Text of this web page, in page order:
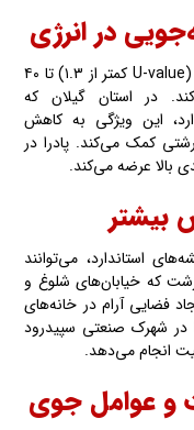
پروفیل وین‌تک با ضریب انتقال حرارت پایین (U-value کمتر از ۱.۳) تا ۴۰
در استان گیلان که
این ویژگی به کاهش
کمک می‌کند. پادرا در
بالا عرضه می‌کند.
استاندارد، می‌توانند
رشت که خیابان‌های شلوغ و
فضایی آرام در خانه‌های
در شهرک صنعتی سپیدرود
انجام می‌دهد.